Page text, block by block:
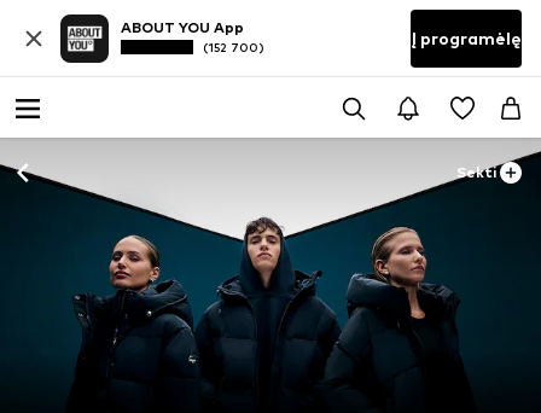
ABOUT YOU App
(152 700) Į programėlę
Sekti